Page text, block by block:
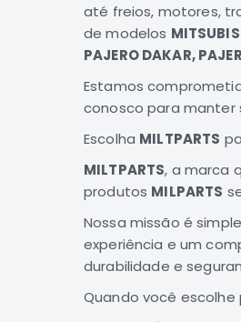
até freios, motores,
de modelos
PAJERO DAKAR,
Estamos
conosco para manter
Escolha MILTPARTS
MILTPARTS, a marca
produtos MILPARTS
Nossa missão é
experiência e um
durabilidade e
Quando você escolhe